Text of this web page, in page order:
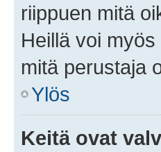
riippuen mitä
Heillä voi
mitä perustaja
Ylös
Keitä ovat